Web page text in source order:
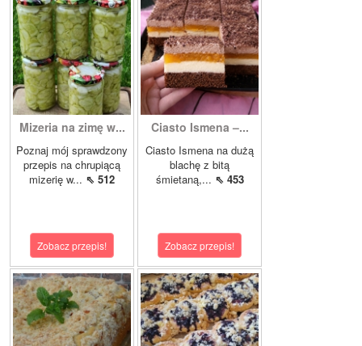
Mizeria na zimę w...
Poznaj mój sprawdzony
przepis na chrupiącą
mizerię w... ⇖ 512
Zobacz przepis!
Ciasto Ismena –...
Ciasto Ismena na dużą
blachę z bitą
śmietaną,... ⇖ 453
Zobacz przepis!